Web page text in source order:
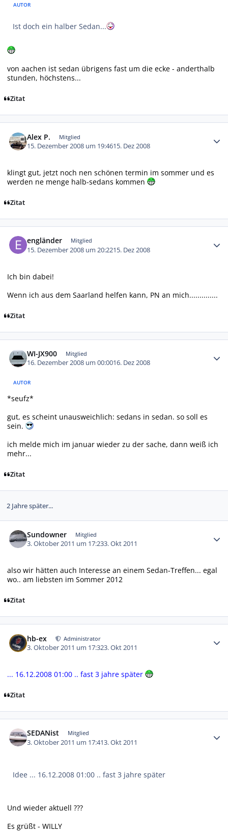
AUTOR
Ist doch ein halber Sedan...
von aachen ist sedan übrigens fast um die ecke - anderthalb
stunden, höchstens...
Zitat
Alex P. Mitglied
15. Dezember 2008 um 19:4615. Dez 2008
klingt gut, jetzt noch nen schönen termin im sommer und es
werden ne menge halb-sedans kommen
Zitat
engländer Mitglied
15. Dezember 2008 um 20:2215. Dez 2008
Ich bin dabei!
Wenn ich aus dem Saarland helfen kann, PN an mich..............
Zitat
WI-JX900 Mitglied
16. Dezember 2008 um 00:0016. Dez 2008
AUTOR
*seufz*
gut, es scheint unausweichlich: sedans in sedan. so soll es
sein.
ich melde mich im januar wieder zu der sache, dann weiß ich
mehr...
Zitat
2 Jahre später...
Sundowner Mitglied
3. Oktober 2011 um 17:233. Okt 2011
also wir hätten auch Interesse an einem Sedan-Treffen... egal
wo.. am liebsten im Sommer 2012
Zitat
hb-ex Administrator
3. Oktober 2011 um 17:323. Okt 2011
... 16.12.2008 01:00 .. fast 3 jahre später
Zitat
SEDANist Mitglied
3. Oktober 2011 um 17:413. Okt 2011
Idee ... 16.12.2008 01:00 .. fast 3 jahre später
Und wieder aktuell ???
Es grüßt - WILLY